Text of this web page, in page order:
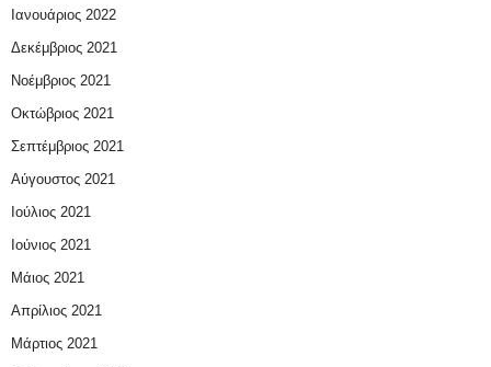
Ιανουάριος 2022
Δεκέμβριος 2021
Νοέμβριος 2021
Οκτώβριος 2021
Σεπτέμβριος 2021
Αύγουστος 2021
Ιούλιος 2021
Ιούνιος 2021
Μάιος 2021
Απρίλιος 2021
Μάρτιος 2021